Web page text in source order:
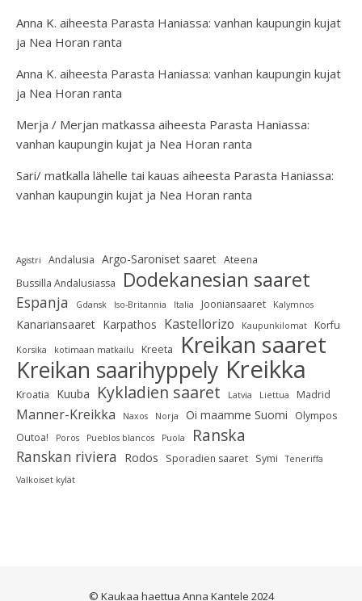
Anna K. aiheesta Parasta Haniassa: vanhan kaupungin kujat
ja Nea Horan ranta
Anna K. aiheesta Parasta Haniassa: vanhan kaupungin kujat
ja Nea Horan ranta
Merja / Merjan matkassa aiheesta Parasta Haniassa:
vanhan kaupungin kujat ja Nea Horan ranta
Sari/ matkalla lähelle tai kauas aiheesta Parasta Haniassa:
vanhan kaupungin kujat ja Nea Horan ranta
Agistri Andalusia Argo-Saroniset saaret Ateena
Bussilla Andalusiassa
Dodekanesian saaret
Espanja Gdansk Iso-Britannia Italia Jooniansaaret Kalymnos
Kanariansaaret Karpathos Kastellorizo Kaupunkilomat Korfu
Korsika kotimaan matkailu Kreeta Kreikan saaret
Kreikan saarihyppely Kreikka
Kroatia Kuuba Kykladien saaret Latvia Liettua Madrid
Manner-Kreikka Naxos Norja Oi maamme Suomi
Olympos
Outoa!
Poros Pueblos blancos Puola Ranska
Ranskan riviera Rodos Sporadien saaret Symi
Teneriffa
Valkoiset kylät
© Kaukaa haettua Anna Kantele 2024